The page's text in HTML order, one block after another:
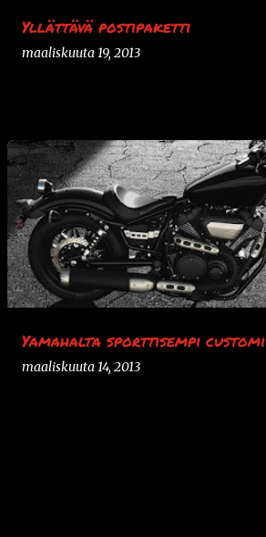
Yllättävä postipaketti
maaliskuuta 19, 2013
Yamahalta sporttisempi customi
maaliskuuta 14, 2013